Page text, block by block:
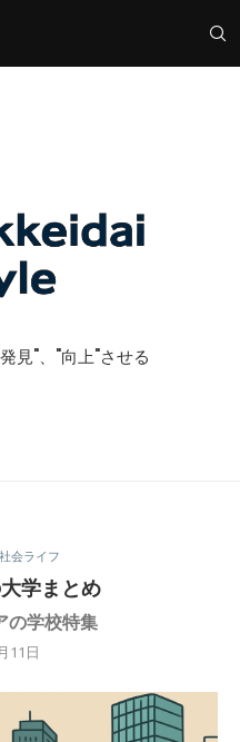
見"、"向上"させる
社会ライフ
学まとめ
の学校特集
11日